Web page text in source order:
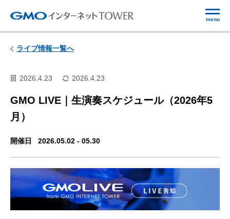
menu
ライブ情報一覧へ
2026.4.23 2026.4.23
GMO LIVE｜生演奏スケジュール（2026年5
月）
開催日 2026.05.02 - 05.30